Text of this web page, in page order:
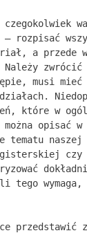
czegokolwiek
rozpisać
a przede
zwrócić
musi
które w
opisać w
tematu naszej
tego
przedstawić